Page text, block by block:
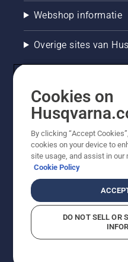
Webshop informatie
Overige sites van
© Husqvarna AB (publ).
getoonde prijzen zijn
vermelde prijzen zijn
tenzij het product
Cookiebeleid
Bedrijfsgegevens
Cookies on
By clicking “Accept
cookies on your device to
site usage, and assist in
Cookie Policy
DO NOT SELL OR